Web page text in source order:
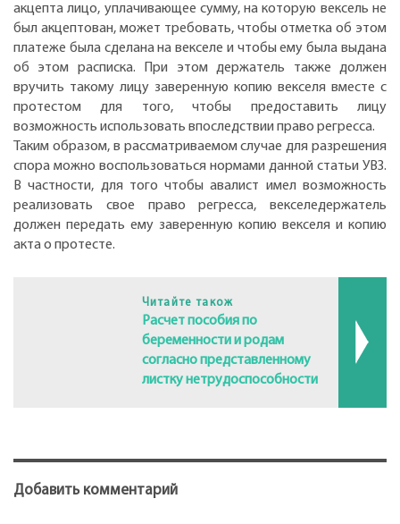
акцепта лицо, уплачивающее сумму, на которую вексель не
был акцептован, может требовать, чтобы отметка об этом
платеже была сделана на векселе и чтобы ему была выдана
об этом расписка. При этом держатель также должен
вручить такому лицу заверенную копию векселя вместе с
протестом для того, чтобы предоставить лицу
возможность использовать впоследствии право регресса.
Таким образом, в раcсматриваемом случае для разрешения
спора можно воспользоваться нормами данной статьи УВЗ.
В частности, для того чтобы авалист имел возможность
реализовать свое право регресса, векселедержатель
должен передать ему заверенную копию векселя и копию
акта о протесте.
Читайте також
Расчет пособия по
беременности и родам
согласно представленному
листку нетрудоспособности
Добавить комментарий